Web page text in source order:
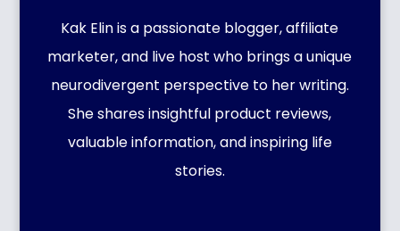
Kak Elin is a passionate blogger, affiliate
marketer, and live host who brings a unique
neurodivergent perspective to her writing.
She shares insightful product reviews,
valuable information, and inspiring life
stories.